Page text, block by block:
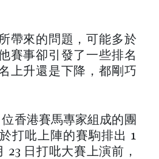
帶來的問題，可能多於
賽事卻引發了一些排名
上升還是下降，都剛巧
香港賽馬專家組成的團
打吡上陣的賽駒排出 1
23 日打吡大賽上演前，